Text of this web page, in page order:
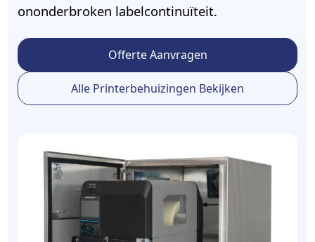
ononderbroken labelcontinuïteit.
Offerte Aanvragen
Alle Printerbehuizingen Bekijken